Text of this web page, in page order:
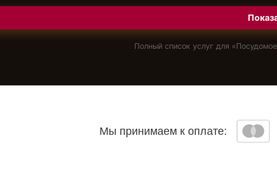
Полный список услуг для «
Мы принимаем к оплате: